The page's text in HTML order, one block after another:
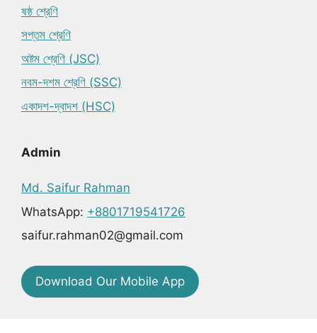
ষষ্ঠ শ্রেণি
সপ্তম শ্রেণি
অষ্টম শ্রেণি (JSC)
নবম-দশম শ্রেণি (SSC)
একাদশ-দ্বাদশ (HSC)
Admin
Md. Saifur Rahman
WhatsApp: +8801719541726
saifur.rahman02@gmail.com
Download Our Mobile App